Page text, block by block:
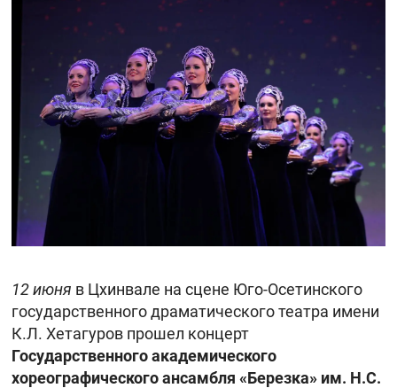
12 июня в Цхинвале на сцене Юго-Осетинского
государственного драматического театра имени
К.Л. Хетагуров прошел концерт
Государственного академического
хореографического ансамбля «Березка» им. Н.С.